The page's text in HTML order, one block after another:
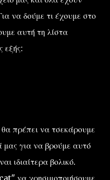
να δούμε τι έχουμε στο
αυτή τη λίστα
εξής:
πρέπει να τσεκάρουμε
μας για να βρούμε αυτό
ιδιαίτερα βολικό.
να χρησιμοποιήσουμε